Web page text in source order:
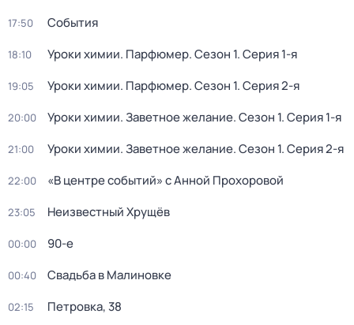
17:50 События
18:10 Уроки химии. Парфюмер. Сезон 1. Серия 1-я
19:05 Уроки химии. Парфюмер. Сезон 1. Серия 2-я
20:00 Уроки химии. Заветное желание. Сезон 1. Серия 1-я
21:00 Уроки химии. Заветное желание. Сезон 1. Серия 2-я
22:00 «В центре событий» с Анной Прохоровой
23:05 Неизвестный Хрущёв
00:00 90-е
00:40 Свадьба в Малиновке
02:15 Петровка, 38